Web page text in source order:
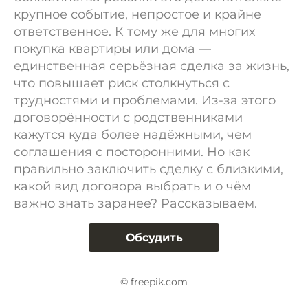
крупное событие, непростое и крайне
ответственное. К тому же для многих
покупка квартиры или дома —
единственная серьёзная сделка за жизнь,
что повышает риск столкнуться с
трудностями и проблемами. Из-за этого
договорённости с родственниками
кажутся куда более надёжными, чем
соглашения с посторонними. Но как
правильно заключить сделку с близкими,
какой вид договора выбрать и о чём
важно знать заранее? Рассказываем.
Обсудить
© freepik.com